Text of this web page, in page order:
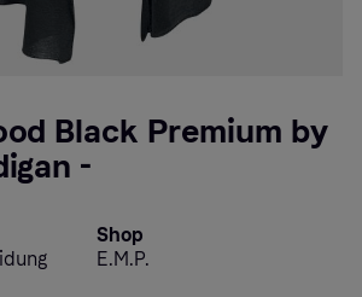
Black Premium by
-
Shop
E.M.P.